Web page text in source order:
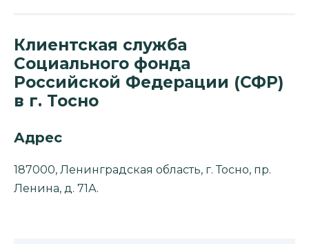
Клиентская служба
Социального фонда
Российской Федерации (СФР)
в г. Тосно
Адрес
187000, Ленинградская область, г. Тосно, пр.
Ленина, д. 71А.